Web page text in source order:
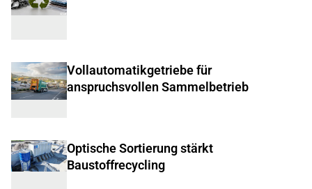
Vollautomatikgetriebe für
anspruchsvollen Sammelbetrieb
Optische Sortierung stärkt
Baustoffrecycling